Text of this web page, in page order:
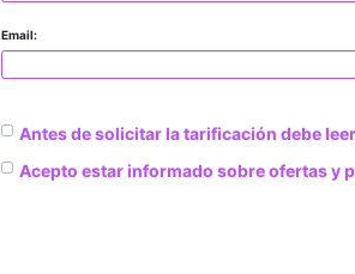
Email:
Antes de solicitar la tarificación debe
Acepto estar informado sobre ofertas y